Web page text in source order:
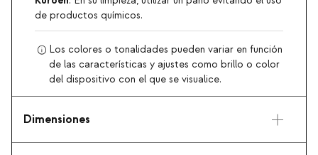
de productos químicos.
Los colores o tonalidades pueden variar en función
de las características y ajustes como brillo o color
del dispositivo con el que se visualice.
Dimensiones